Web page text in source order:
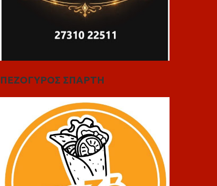
ΠΕΖΟΓΥΡΟΣ ΣΠΑΡΤΗ